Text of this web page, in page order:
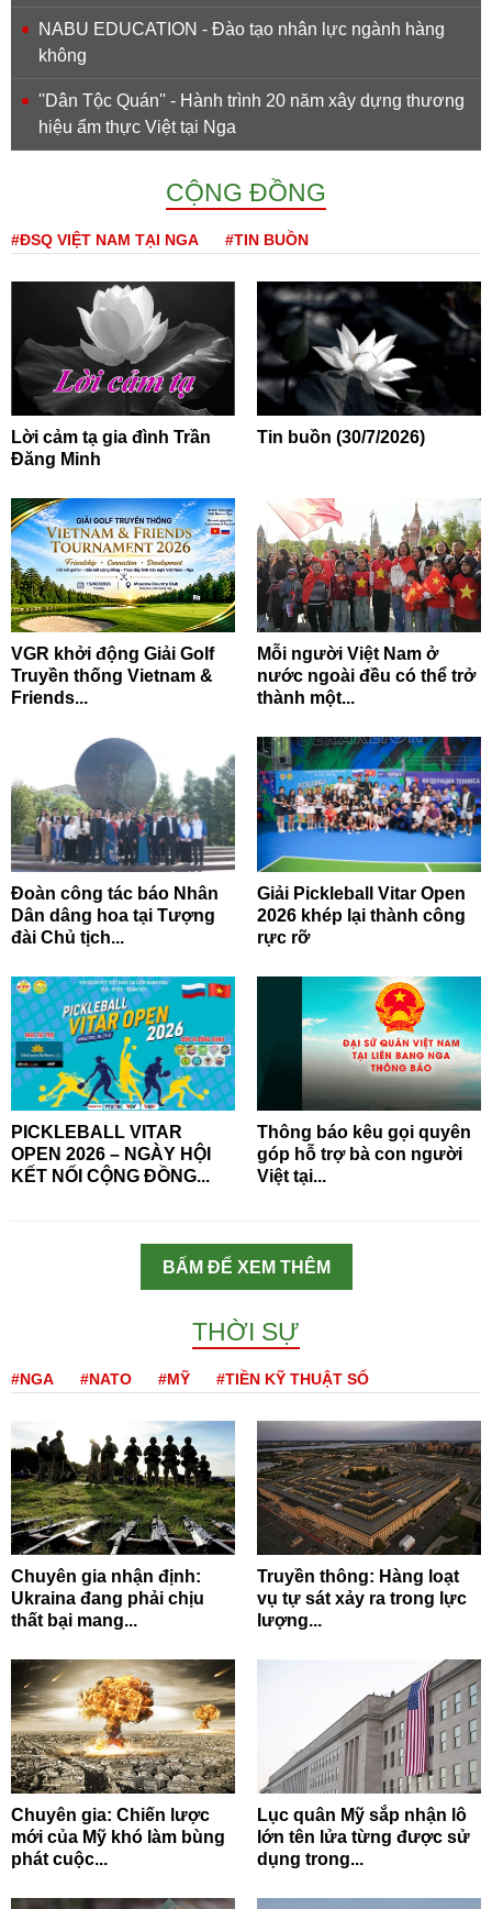
NABU EDUCATION - Đào tạo nhân lực ngành hàng
không
''Dân Tộc Quán'' - Hành trình 20 năm xây dựng thương
hiệu ẩm thực Việt tại Nga
CỘNG ĐỒNG
#ĐSQ VIỆT NAM TẠI NGA #TIN BUỒN
Lời cảm tạ gia đình Trần
Đăng Minh
Tin buồn (30/7/2026)
VGR khởi động Giải Golf
Truyền thống Vietnam &
Friends...
Mỗi người Việt Nam ở
nước ngoài đều có thể trở
thành một...
Đoàn công tác báo Nhân
Dân dâng hoa tại Tượng
đài Chủ tịch...
Giải Pickleball Vitar Open
2026 khép lại thành công
rực rỡ
PICKLEBALL VITAR
OPEN 2026 – NGÀY HỘI
KẾT NỐI CỘNG ĐỒNG...
Thông báo kêu gọi quyên
góp hỗ trợ bà con người
Việt tại...
BẤM ĐỂ XEM THÊM
THỜI SỰ
#NGA #NATO #MỸ #TIỀN KỸ THUẬT SỐ
Chuyên gia nhận định:
Ukraina đang phải chịu
thất bại mang...
Truyền thông: Hàng loạt
vụ tự sát xảy ra trong lực
lượng...
Chuyên gia: Chiến lược
mới của Mỹ khó làm bùng
phát cuộc...
Lục quân Mỹ sắp nhận lô
lớn tên lửa từng được sử
dụng trong...